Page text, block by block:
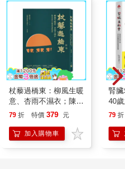
杖藜過橋東：柳風生暖
意、杏雨不濕衣；陳亮
恭談以心轉境的適齡漫
79 折 特價 379 元
加入購物車
腎
40
就
79 折